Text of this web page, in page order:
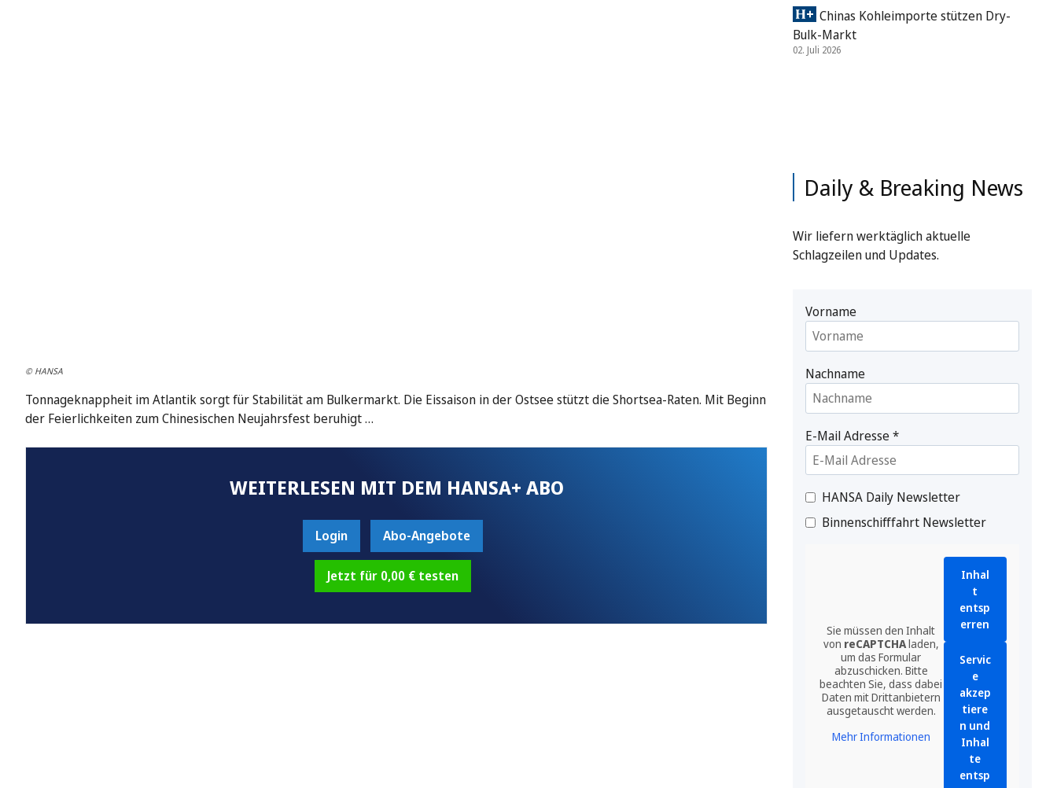
© HANSA
Tonnageknappheit im Atlantik sorgt für Stabilität am Bulkermarkt. Die Eissaison in der Ostsee stützt die Shortsea-Raten. Mit Beginn
der Feierlichkeiten zum Chinesischen Neujahrsfest beruhigt …
WEITERLESEN MIT DEM HANSA+ ABO
Login Abo-Angebote
Jetzt für 0,00 € testen
Chinas Kohleimporte stützen Dry-
Bulk-Markt
02. Juli 2026
Daily & Breaking News
Wir liefern werktäglich aktuelle
Schlagzeilen und Updates.
Vorname
Nachname
E-Mail Adresse*
HANSA Daily Newsletter
Binnenschifffahrt Newsletter
Sie müssen den Inhalt
von reCAPTCHAladen,
um das Formular
abzuschicken. Bitte
beachten Sie, dass dabei
Daten mit Drittanbietern
ausgetauscht werden.
Mehr Informationen
Inhal
t
entsp
erren
Servic
e
akzep
tiere
n und
Inhal
te
entsp